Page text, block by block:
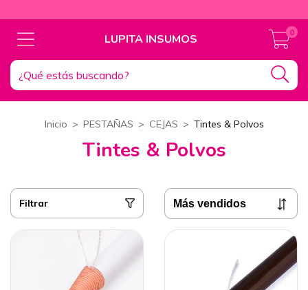
LUPITA INSUMOS 0
Inicio > PESTAÑAS > CEJAS > Tintes & Polvos
Tintes & Polvos
Filtrar